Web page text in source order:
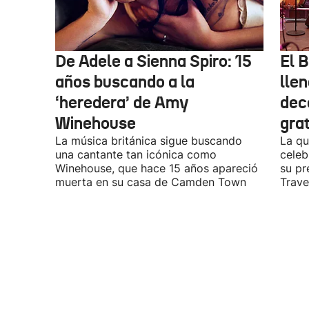
De Adele a Sienna Spiro: 15
años buscando a la
‘heredera’ de Amy
Winehouse
La música británica sigue buscando
una cantante tan icónica como
Winehouse, que hace 15 años apareció
muerta en su casa de Camden Town
El
La
su